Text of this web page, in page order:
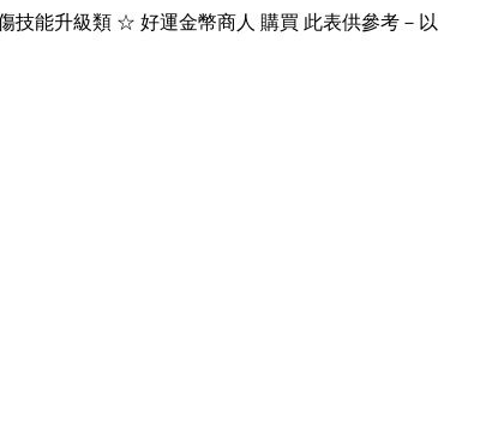
技能升級類 ☆ 好運金幣商人 購買 此表供參考－以